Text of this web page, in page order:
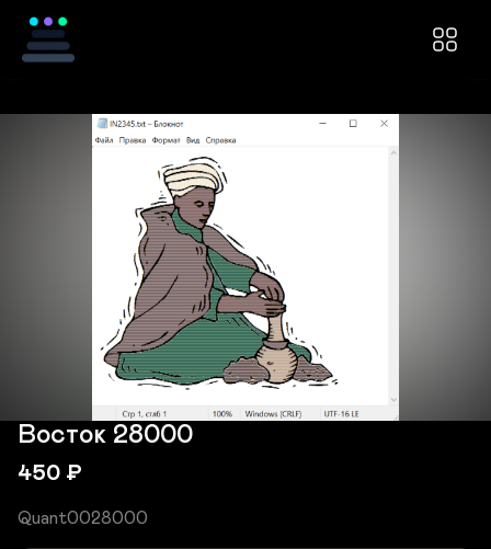
Восток 28000
450 ₽
Quant0028000